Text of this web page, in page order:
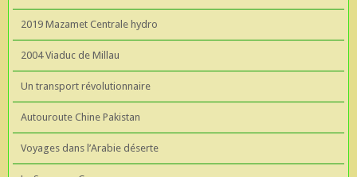
2019 Mazamet Centrale hydro
2004 Viaduc de Millau
Un transport révolutionnaire
Autouroute Chine Pakistan
Voyages dans l’Arabie déserte